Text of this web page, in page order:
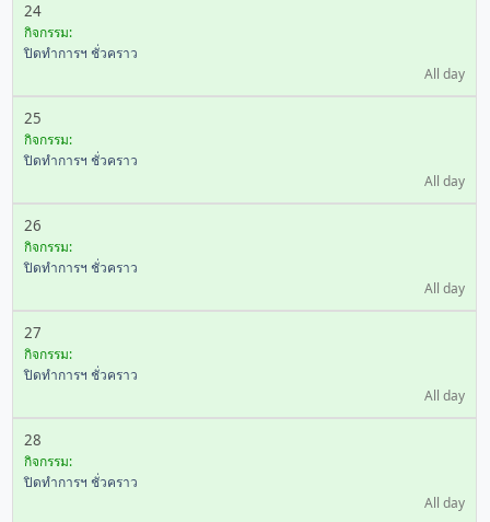
24
กิจกรรม:
ปิดทำการฯ ชั่วคราว
All day
25
กิจกรรม:
ปิดทำการฯ ชั่วคราว
All day
26
กิจกรรม:
ปิดทำการฯ ชั่วคราว
All day
27
กิจกรรม:
ปิดทำการฯ ชั่วคราว
All day
28
กิจกรรม:
ปิดทำการฯ ชั่วคราว
All day